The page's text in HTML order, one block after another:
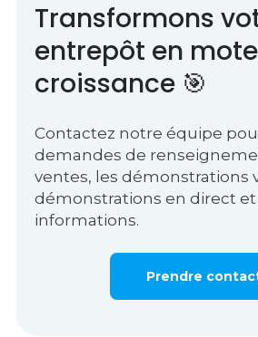
Transformons
entrepôt en
croissance 🎯
Contactez notre équipe
demandes de
ventes, les démonstrations
démonstrations en direct
informations.
Prendre